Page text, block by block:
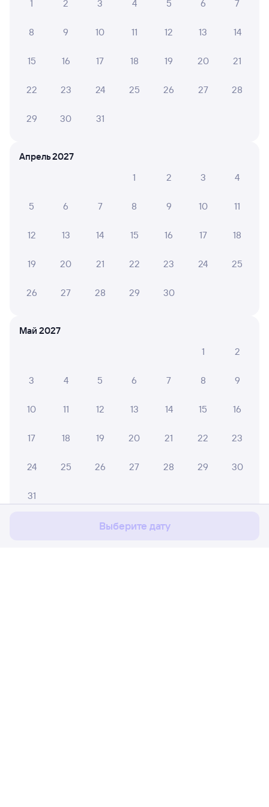
1
2 3 4 5 6 7
8 9 10 11 12 13 14
15 16 17 18 19 20 21
22 23 24 25 26 27 28
29 30 31
Апрель 2027
1
2 3 4
5 6 7 8 9 10 11
12 13 14 15 16 17 18
19 20 21 22 23 24 25
26 27 28 29 30
Май 2027
1
2
3 4 5 6 7 8 9
10 11 12 13 14 15 16
17 18 19 20 21 22 23
24 25 26 27 28 29 30
31
Выберите дату